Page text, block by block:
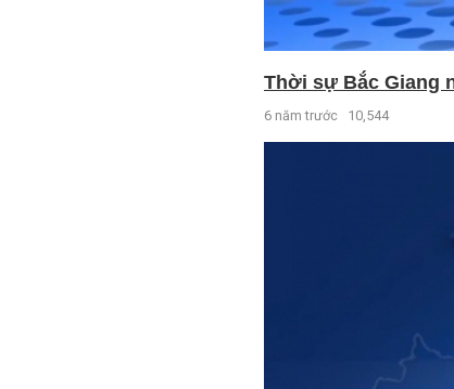
Thời sự Bắc Giang
6 năm trước 10,544